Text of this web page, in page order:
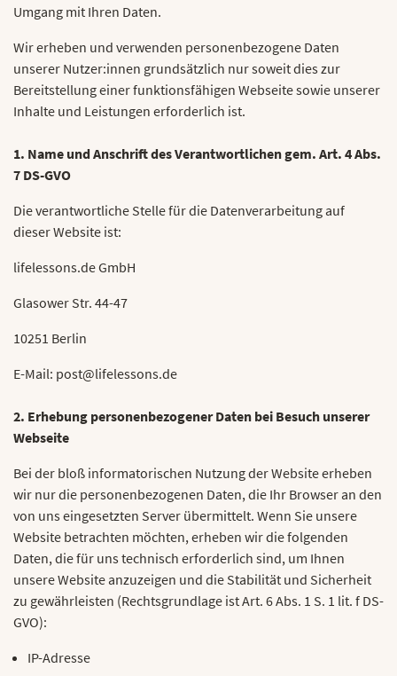
Umgang mit Ihren Daten.
Wir erheben und verwenden personenbezogene Daten
unserer Nutzer:innen grundsätzlich nur soweit dies zur
Bereitstellung einer funktionsfähigen Webseite sowie unserer
Inhalte und Leistungen erforderlich ist.
1. Name und Anschrift des Verantwortlichen gem. Art. 4 Abs.
7 DS-GVO
Die verantwortliche Stelle für die Datenverarbeitung auf
dieser Website ist:
lifelessons.de GmbH
Glasower Str. 44-47
10251 Berlin
E-Mail: post@lifelessons.de
2. Erhebung personenbezogener Daten bei Besuch unserer
Webseite
Bei der bloß informatorischen Nutzung der Website erheben
wir nur die personenbezogenen Daten, die Ihr Browser an den
von uns eingesetzten Server übermittelt. Wenn Sie unsere
Website betrachten möchten, erheben wir die folgenden
Daten, die für uns technisch erforderlich sind, um Ihnen
unsere Website anzuzeigen und die Stabilität und Sicherheit
zu gewährleisten (Rechtsgrundlage ist Art. 6 Abs. 1 S. 1 lit. f DS-
GVO):
IP-Adresse